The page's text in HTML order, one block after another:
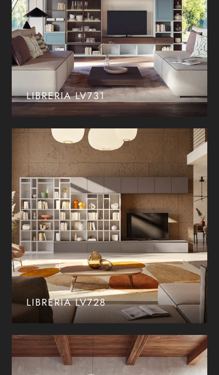
LIBRERIA LV731
LIBRERIA LV728